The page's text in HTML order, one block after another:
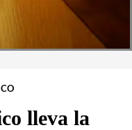
lleva la